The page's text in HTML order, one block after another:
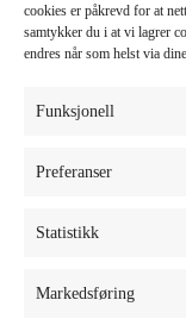
cookies er påkrevd for at
samtykker du i at vi lagrer
endres når som helst via
Funksjonell
Preferanser
Statistikk
Markedsføring